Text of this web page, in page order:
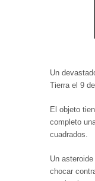
Un
Tierra el 9
El objeto
completo
cuadrados.
Un
chocar